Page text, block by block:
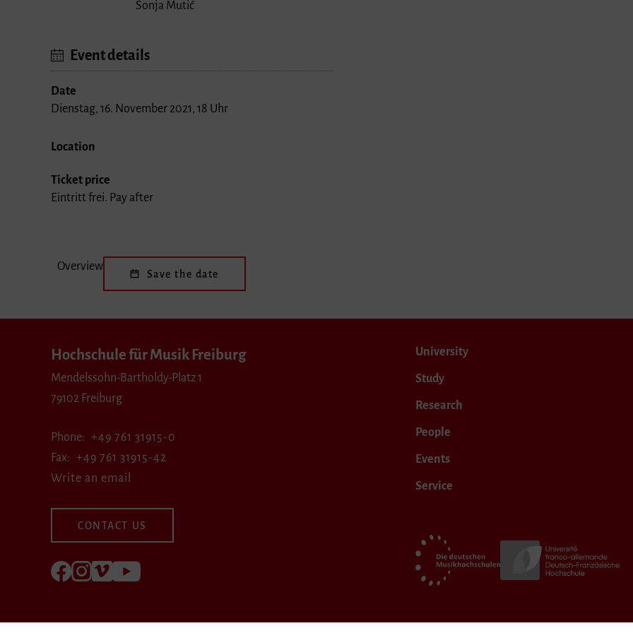
Sonja Mutić
Event details
Date
Dienstag, 16. November 2021, 18 Uhr
Location
Ticket price
Eintritt frei. Pay after
Overview
Save the date
Hochschule für Musik Freiburg
Mendelssohn-Bartholdy-Platz 1
79102 Freiburg
Phone
+49 761 31915-0
Fax
+49 761 31915-42
Write an email
CONTACT US
Follow us on Facebook
Follow us on Instagram
Visit us at Vimeo
University
Study
Research
People
Events
Service